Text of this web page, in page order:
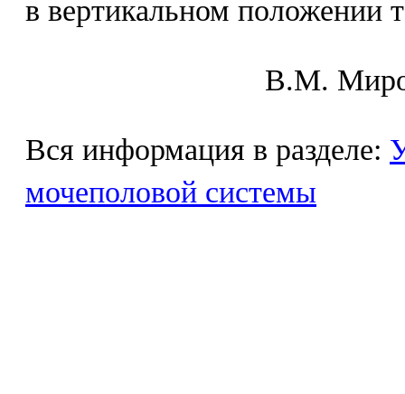
в вертикальном положении
В.М.
Вся информация в разделе:
мочеполовой системы